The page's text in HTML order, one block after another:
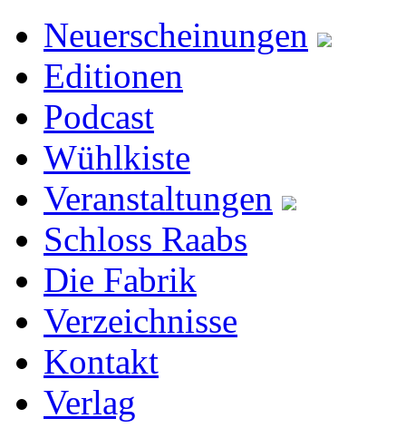
Neuerscheinungen
Editionen
Podcast
Wühlkiste
Veranstaltungen
Schloss Raabs
Die Fabrik
Verzeichnisse
Kontakt
Verlag